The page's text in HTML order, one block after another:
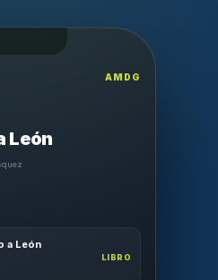
AMDG
León
a León
LIBRO